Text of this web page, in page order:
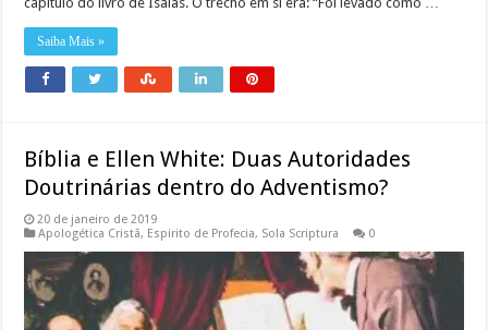
Saiba Mais »
Bíblia e Ellen White: Duas Autoridades
Doutrinárias dentro do Adventismo?
20 de janeiro de 2019
Apologética Cristã, Espirito de Profecia, Sola Scriptura 0